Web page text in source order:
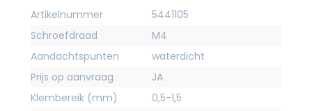
Artikelnummer
5441105
Schroefdraad
M4
Aandachtspunten
waterdicht
Prijs op aanvraag
JA
Klembereik (mm)
0,5-1,5